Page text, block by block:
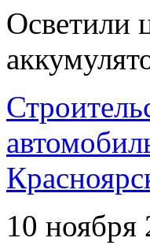
Осветили
10 ноября